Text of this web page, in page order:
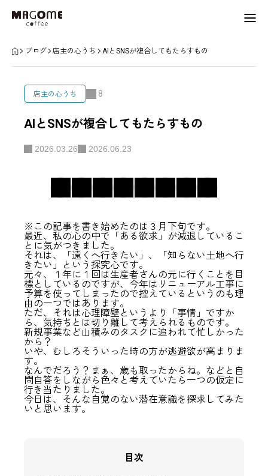
お店からのお知らせ
instagram アクセス LINE
ブログ 店主の心うち AIとSNSが複合してもたらすもの
店主の心うち 8
AIとSNSが複合してもたらすもの
2026.03.26 2026.06.23
※この記事を書き始めたのは３月下旬です。
最近、私の心の中で「ある欲求」が減退しているこ
とに気がつきました。
それは、「遠くへ行きたい」、「知らない土地へ行
きたい」という探究心です。
元々、１年に１回は生産者さんの元に行くことを目
標としているのですが、今年はリニューアル工事に
予算を使ってしまったので控えているというのも理
由の一つではあります。
ただ、それは心理障壁というより「事情」ですか
ら、気持ちとは切り離して考えられるものです。
新規事業など山積みのタスクに追われて忙しかった
から？
いや、むしろそういった時の方が逃避欲が高まりま
す。
なんでだろう？まぁ、歳も取ったからね。などと自
問自答をしながら色々と考えていたら一つの仮定に
行き当たりました。
今日は、そんな自覚のない潜在意識を探求してみた
いと思います。
目次